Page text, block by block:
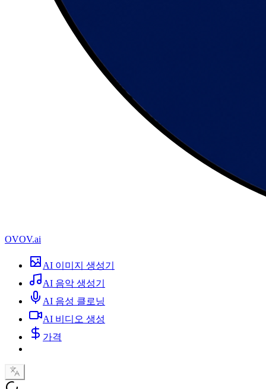
OVOV.ai
AI 이미지 생성기
AI 음악 생성기
AI 음성 클로닝
AI 비디오 생성
가격